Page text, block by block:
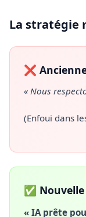
La stratégie
❌
« Nous
(Enfoui dans
✅
« IA prête